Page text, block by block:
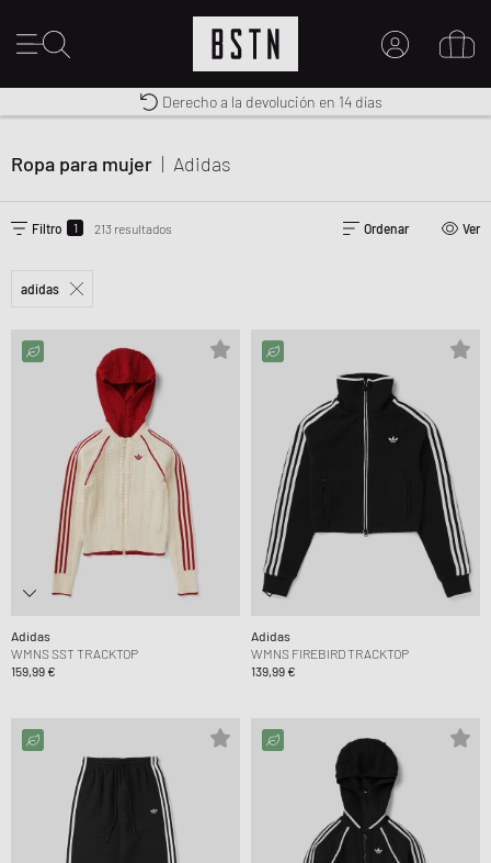
MI CUENTA
Envío gratuito a España desde € 100
Premium Sportswear
Ropa para mujer | Adidas
Filtro 1 213 resultados Ordenar Ver
adidas
Adidas
WMNS SST TRACKTOP
159,99 €
Adidas
WMNS FIREBIRD TRACKTOP
139,99 €